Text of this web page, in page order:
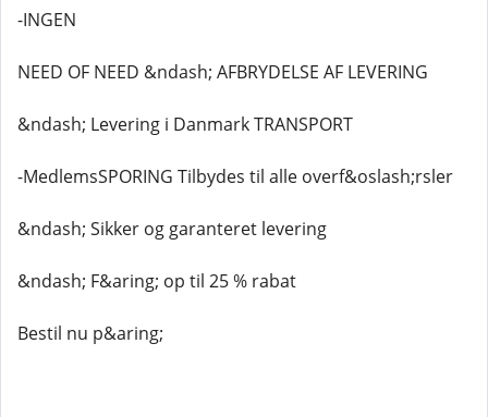
-INGEN
NEED OF NEED &ndash; AFBRYDELSE AF LEVERING
&ndash; Levering i Danmark TRANSPORT
-MedlemsSPORING Tilbydes til alle overf&oslash;rsler
&ndash; Sikker og garanteret levering
&ndash; F&aring; op til 25 % rabat
Bestil nu p&aring;